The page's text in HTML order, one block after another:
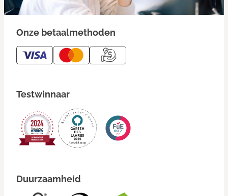
Onze betaalmethoden
Testwinnaar
Duurzaamheid